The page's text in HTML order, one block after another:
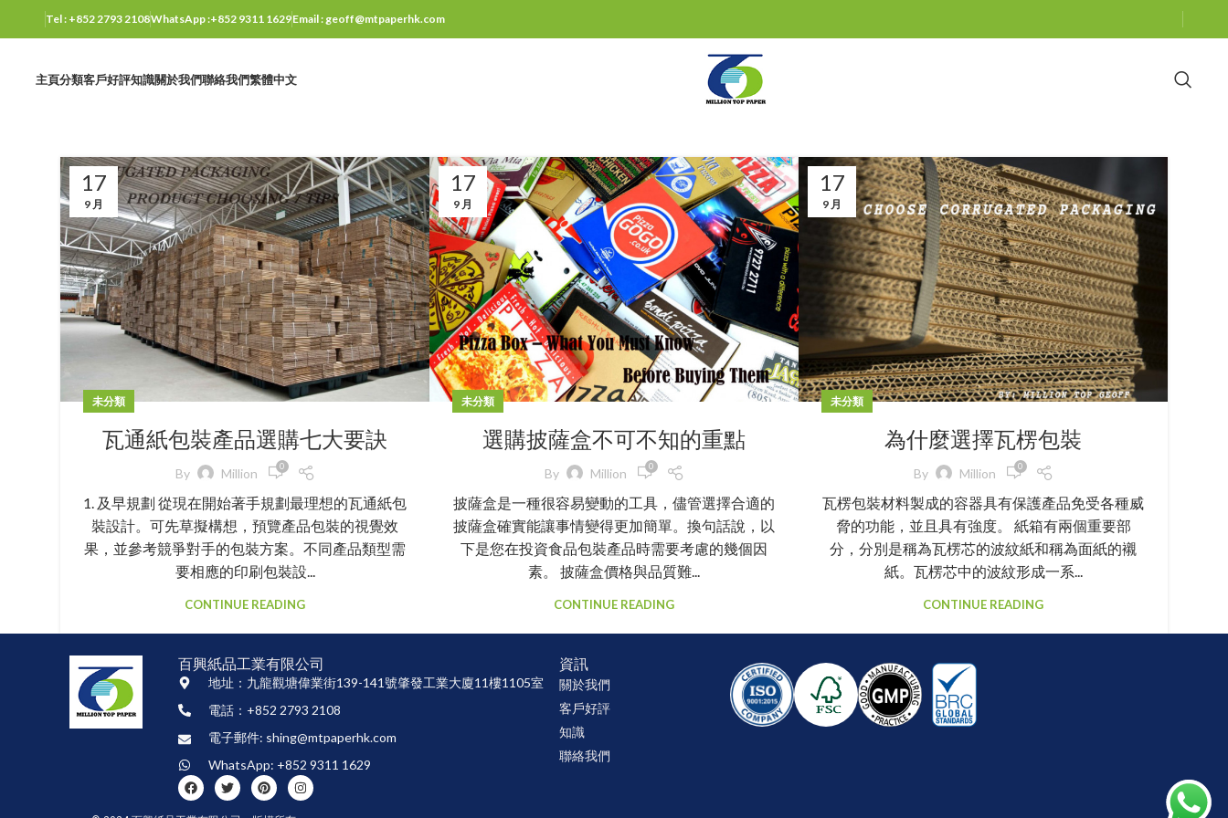
Tel : +852 2793 2108WhatsApp :+852 9311 1629Email : geoff@mtpaperhk.com
主頁分類客戶好評​知識關於我們聯絡我們繁體中文
17
9 月
未分類
瓦通紙包裝產品選購七大要訣
By Million 0
1. 及早規劃 從現在開始著手規劃最理想的瓦通紙包
裝設計。可先草擬構想，預覽產品包裝的視覺效
果，並參考競爭對手的包裝方案。不同產品類型需
要相應的印刷包裝設...
CONTINUE READING
17
9 月
未分類
選購披薩盒不可不知的重點
By Million 0
披薩盒是一種很容易變動的工具，儘管選擇合適的
披薩盒確實能讓事情變得更加簡單。換句話說，以
下是您在投資食品包裝產品時需要考慮的幾個因
素。 披薩盒價格與品質難...
CONTINUE READING
17
9 月
未分類
為什麼選擇瓦楞包裝
By Million 0
瓦楞包裝材料製成的容器具有保護產品免受各種威
脅的功能，並且具有強度。 紙箱有兩個重要部
分，分別是稱為瓦楞芯的波紋紙和稱為面紙的襯
紙。瓦楞芯中的波紋形成一系...
CONTINUE READING
百興紙品工業有限公司
地址：九龍觀塘偉業街139-141號肇發工業大廈11樓1105室
電話：+852 2793 2108
電子郵件: shing@mtpaperhk.com
WhatsApp: +852 9311 1629
資訊
關於我們
客戶好評​
知識
聯絡我們